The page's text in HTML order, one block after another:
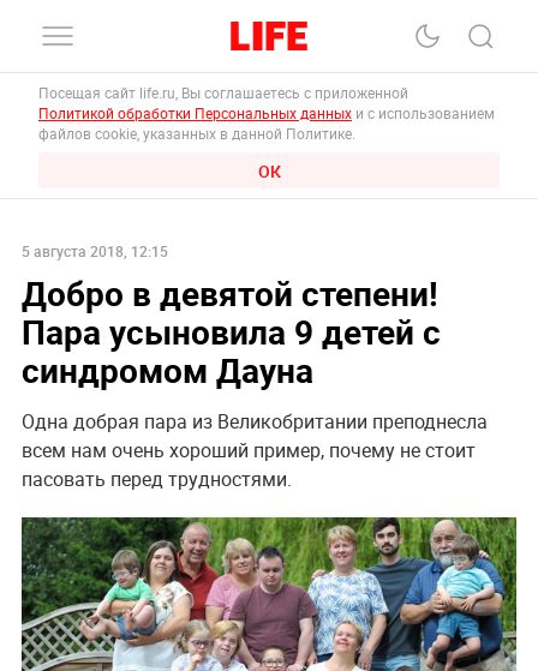
Посещая сайт life.ru, Вы соглашаетесь с приложенной
Политикой обработки Персональных данных и с использованием
файлов cookie, указанных в данной Политике.
ОК
5 августа 2018, 12:15
Добро в девятой степени!
Пара усыновила 9 детей с
синдромом Дауна
Одна добрая пара из Великобритании преподнесла
всем нам очень хороший пример, почему не стоит
пасовать перед трудностями.